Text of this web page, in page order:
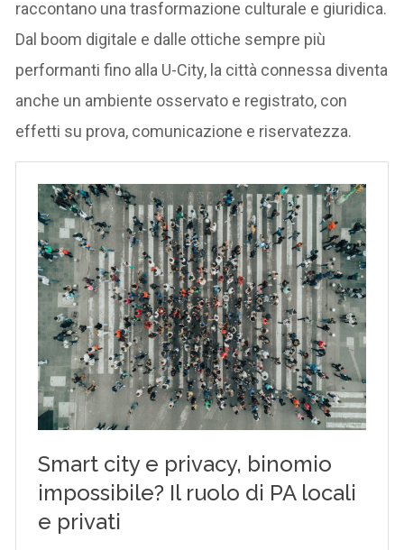
raccontano una trasformazione culturale e giuridica.
Dal boom digitale e dalle ottiche sempre più
performanti fino alla U-City, la città connessa diventa
anche un ambiente osservato e registrato, con
effetti su prova, comunicazione e riservatezza.